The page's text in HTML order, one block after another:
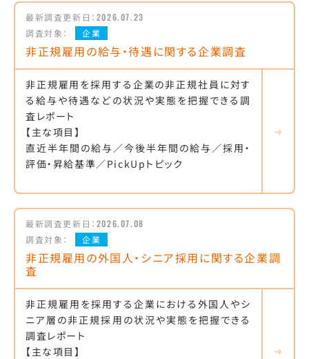
最新調査更新日： 2026.07.23
調査対象：
企業
非正規雇用の給与・待遇に関する企業調査
非正規雇用を採用する企業の非正規社員に対す
る給与や待遇などの状況や実態を把握できる調
査レポート
【主な項目】
直近半年間の給与／今後半年間の給与／採用・
評価・昇給基準／PickUpトピック
最新調査更新日： 2026.07.08
調査対象：
企業
非正規雇用の外国人・シニア採用に関する企業調
査
非正規雇用を採用する企業における外国人やシ
ニア層の非正規採用の状況や実態を把握できる
調査レポート
【主な項目】